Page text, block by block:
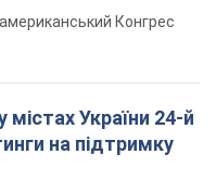
Конгрес
України 24-й
на підтримку